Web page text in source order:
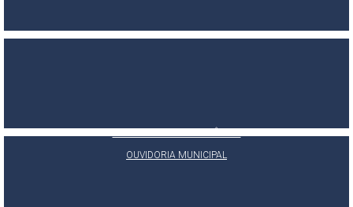
OUVIDORIA MUNICIPAL